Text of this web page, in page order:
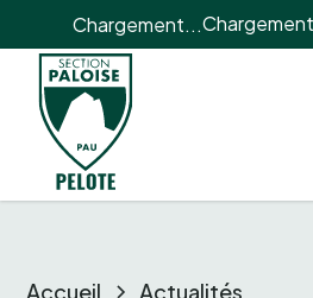
Chargement...
Accueil Actualités